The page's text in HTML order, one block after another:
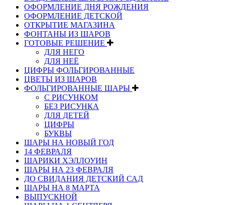
ОФОРМЛЕНИЕ ДНЯ РОЖДЕНИЯ
ОФОРМЛЕНИЕ ДЕТСКОЙ
ОТКРЫТИЕ МАГАЗИНА
ФОНТАНЫ ИЗ ШАРОВ
ГОТОВЫЕ РЕШЕНИЕ
ДЛЯ НЕГО
ДЛЯ НЕЁ
ЦИФРЫ ФОЛЬГИРОВАННЫЕ
ЦВЕТЫ ИЗ ШАРОВ
ФОЛЬГИРОВАННЫЕ ШАРЫ
С РИСУНКОМ
БЕЗ РИСУНКА
ДЛЯ ДЕТЕЙ
ЦИФРЫ
БУКВЫ
ШАРЫ НА НОВЫЙ ГОД
14 ФЕВРАЛЯ
ШАРИКИ ХЭЛЛОУИН
ШАРЫ НА 23 ФЕВРАЛЯ
ДО СВИДАНИЯ ДЕТСКИЙ САД
ШАРЫ НА 8 МАРТА
ВЫПУСКНОЙ